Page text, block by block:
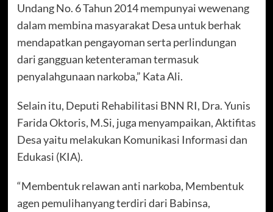
Undang No. 6 Tahun 2014 mempunyai wewenang
dalam membina masyarakat Desa untuk berhak
mendapatkan pengayoman serta perlindungan
dari gangguan ketenteraman termasuk
penyalahgunaan narkoba,” Kata Ali.
Selain itu, Deputi Rehabilitasi BNN RI, Dra. Yunis
Farida Oktoris, M.Si, juga menyampaikan, Aktifitas
Desa yaitu melakukan Komunikasi Informasi dan
Edukasi (KIA).
“Membentuk relawan anti narkoba, Membentuk
agen pemulihanyang terdiri dari Babinsa,